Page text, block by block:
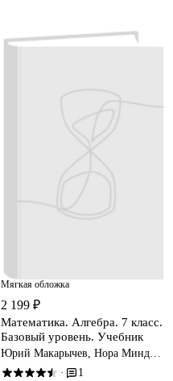
Мягкая обложка
2 199 ₽
Математика. Алгебра. 7 класс.
Базовый уровень. Учебник
Юрий Макарычев, Нора Миндюк,
Константин Нешков
· 1